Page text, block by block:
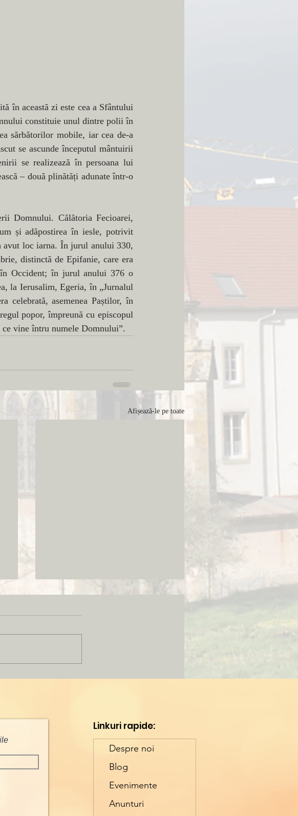
în această zi este cea a Sfântului
constituie unul dintre polii în
sărbătorilor mobile, iar cea de-a
se ascunde începutul mântuirii
se realizează în persoana lui
– două plinătăți adunate într-o
Domnului. Călătoria Fecioarei,
și adăpostirea în iesle, potrivit
avut loc iarna. În jurul anului 330,
distinctă de Epifanie, care era
în Occident; în jurul anului 376 o
la Ierusalim, Egeria, în „Jurnalul
celebrată, asemenea Paștilor, în
popor, împreună cu episcopul
vine întru numele Domnului”.
Afișează-le pe toate
Tinereţea fără bătrâneţe a unei
Cleopatra
priveşti cum migăleşte la război.
Linkuri rapide:
Despre noi
Blog
Evenimente
Anunturi